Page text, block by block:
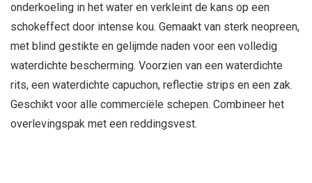
onderkoeling in het water en verkleint de kans op een
schokeffect door intense kou. Gemaakt van sterk neopreen,
met blind gestikte en gelijmde naden voor een volledig
waterdichte bescherming. Voorzien van een waterdichte
rits, een waterdichte capuchon, reflectie strips en een zak.
Geschikt voor alle commerciële schepen. Combineer het
overlevingspak met een reddingsvest.